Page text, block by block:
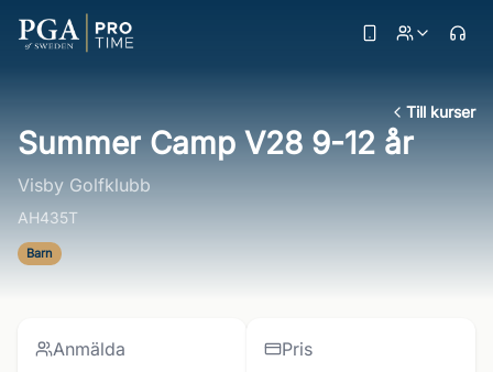
Till kurser
Summer Camp V28 9-12 år
Visby Golfklubb
AH435T
Barn
Anmälda
Pris